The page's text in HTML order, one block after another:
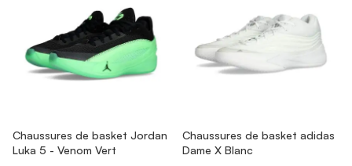
Chaussures de basket Jordan
Luka 5 - Venom Vert
Chaussures de basket adidas
Dame X Blanc